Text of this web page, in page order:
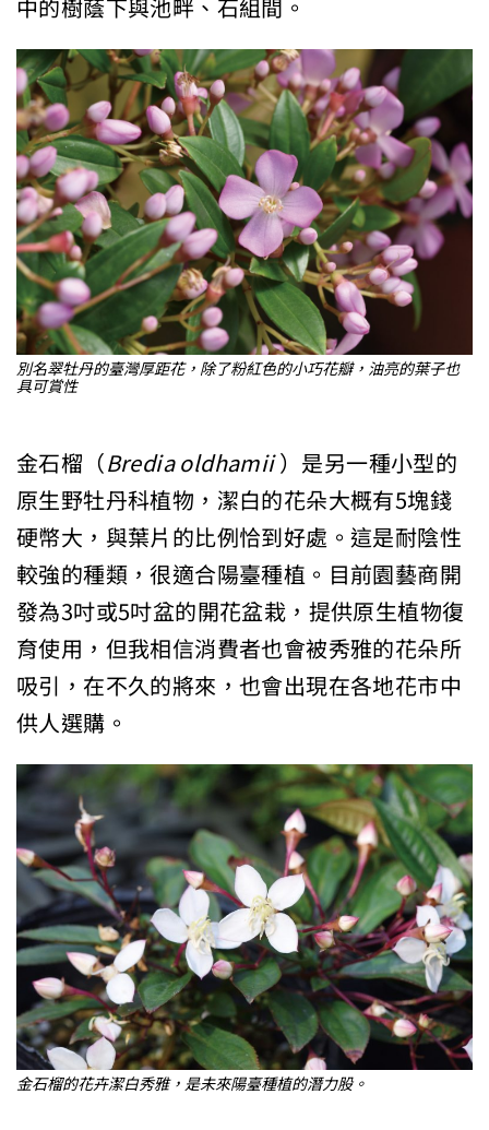
別名翠牡丹的臺灣厚距花，除了粉紅色的小巧花瓣，油亮的葉子也
具可賞性
金石榴（Bredia oldhamii）是另一種小型的
原生野牡丹科植物，潔白的花朵大概有5塊錢
硬幣大，與葉片的比例恰到好處。這是耐陰性
較強的種類，很適合陽臺種植。目前園藝商開
發為3吋或5吋盆的開花盆栽，提供原生植物復
育使用，但我相信消費者也會被秀雅的花朵所
吸引，在不久的將來，也會出現在各地花市中
供人選購。
金石榴的花卉潔白秀雅，是未來陽臺種植的潛力股。